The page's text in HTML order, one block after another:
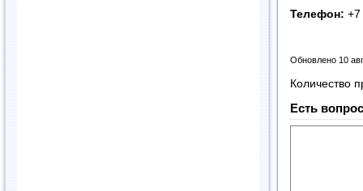
Телефон: +7
Обновлено 10
Количество
Есть